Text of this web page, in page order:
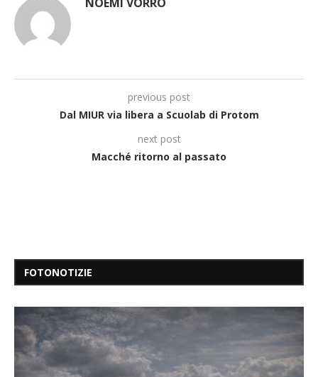
previous post
Dal MIUR via libera a Scuolab di Protom
next post
Macché ritorno al passato
FOTONOTIZIE